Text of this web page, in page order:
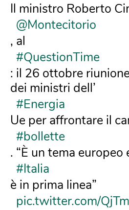
Il ministro Roberto
@Montecitorio
, al
#QuestionTime
: il 26 ottobre
dei ministri dell’
#Energia
Ue per affrontare il
#bollette
. “È un tema europeo
#Italia
è in prima linea”
pic.twitter.com/